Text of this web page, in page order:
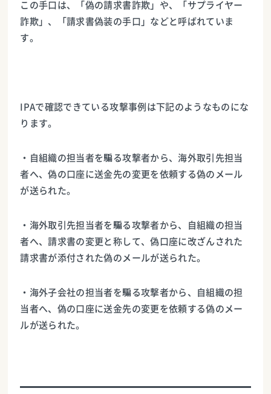
この手口は、「偽の請求書詐欺」や、「サプライヤー
詐欺」、「請求書偽装の手口」などと呼ばれていま
す。
IPAで確認できている攻撃事例は下記のようなものにな
ります。
・自組織の担当者を騙る攻撃者から、海外取引先担当
者へ、偽の口座に送金先の変更を依頼する偽のメール
が送られた。
・海外取引先担当者を騙る攻撃者から、自組織の担当
者へ、請求書の変更と称して、偽口座に改ざんされた
請求書が添付された偽のメールが送られた。
・海外子会社の担当者を騙る攻撃者から、自組織の担
当者へ、偽の口座に送金先の変更を依頼する偽のメー
ルが送られた。